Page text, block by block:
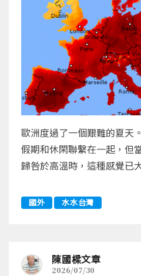
歐洲度過了一個艱難的夏天
假期和休閑聯繫在一起，但
歸咎於高溫時，這種感覺已
國外 水水台灣
陳國樑文章
2026/07/30